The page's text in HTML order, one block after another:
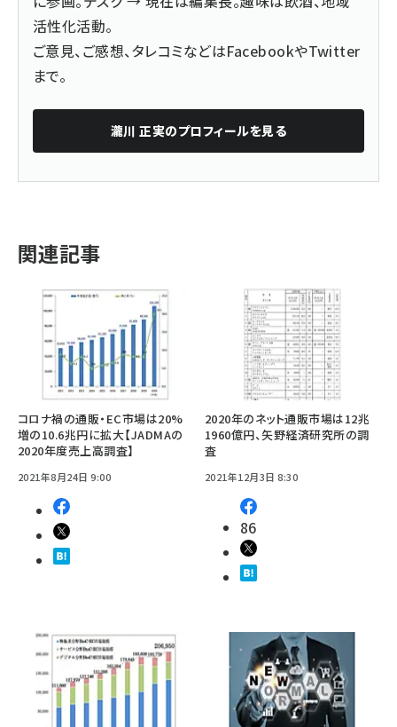
活性化活動。
ご意見、ご感想、タレコミなどはFacebookやTwitter
まで。
瀧川 正実のプロフィールを見る
関連記事
コロナ禍の通販・EC市場は20%
増の10.6兆円に拡大【JADMAの
2020年度売上高調査】
2021年8月24日 9:00
2020年のネット通販市場は12兆
1960億円、矢野経済研究所の調
査
2021年12月3日 8:30
86